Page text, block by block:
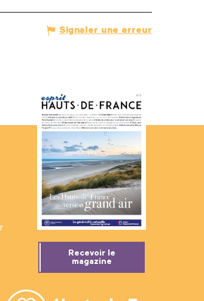
Signaler une erreur
Recevoir le
magazine